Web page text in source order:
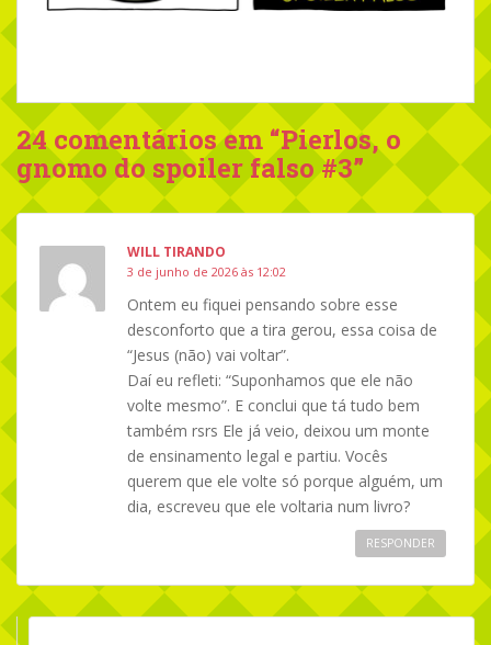
24 comentários em “Pierlos, o
gnomo do spoiler falso #3”
WILL TIRANDO
3 de junho de 2026 às 12:02
Ontem eu fiquei pensando sobre esse
desconforto que a tira gerou, essa coisa de
“Jesus (não) vai voltar”.
Daí eu refleti: “Suponhamos que ele não
volte mesmo”. E conclui que tá tudo bem
também rsrs Ele já veio, deixou um monte
de ensinamento legal e partiu. Vocês
querem que ele volte só porque alguém, um
dia, escreveu que ele voltaria num livro?
RESPONDER